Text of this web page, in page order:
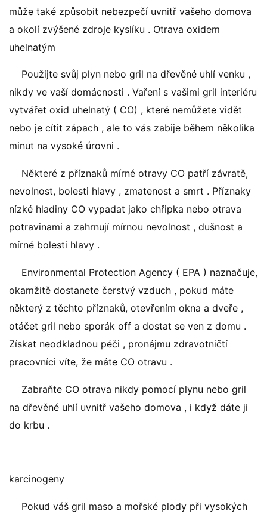
může také způsobit nebezpečí uvnitř vašeho domova
a okolí zvýšené zdroje kyslíku . Otrava oxidem
uhelnatým
Použijte svůj plyn nebo gril na dřevěné uhlí venku ,
nikdy ve vaší domácnosti . Vaření s vašimi gril interiéru
vytvářet oxid uhelnatý ( CO) , které nemůžete vidět
nebo je cítit zápach , ale to vás zabije během několika
minut na vysoké úrovni .
Některé z příznaků mírné otravy CO patří závratě,
nevolnost, bolesti hlavy , zmatenost a smrt . Příznaky
nízké hladiny CO vypadat jako chřipka nebo otrava
potravinami a zahrnují mírnou nevolnost , dušnost a
mírné bolesti hlavy .
Environmental Protection Agency ( EPA ) naznačuje,
okamžitě dostanete čerstvý vzduch , pokud máte
některý z těchto příznaků, otevřením okna a dveře ,
otáčet gril nebo sporák off a dostat se ven z domu .
Získat neodkladnou péči , pronájmu zdravotničtí
pracovníci víte, že máte CO otravu .
Zabraňte CO otrava nikdy pomocí plynu nebo gril
na dřevěné uhlí uvnitř vašeho domova , i když dáte ji
do krbu .
karcinogeny
Pokud váš gril maso a mořské plody při vysokých